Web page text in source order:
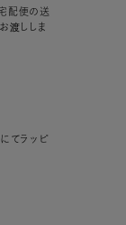
配便の送
渡ししま
てラッピ